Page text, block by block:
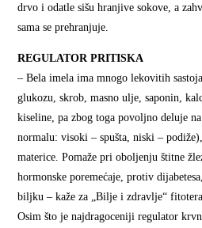
drvo i odatle sišu hranjive sokove, a
sama se prehranjuje.
REGULATOR PRITISKA
– Bela imela ima mnogo lekovitih
glukozu, skrob, masno ulje, saponin,
kiseline, pa zbog toga povoljno deluje
normalu: visoki – spušta, niski –
materice. Pomaže pri oboljenju štitne
hormonske poremećaje, protiv
biljku – kaže za „Bilje i zdravlje“
Osim što je najdragoceniji regulator